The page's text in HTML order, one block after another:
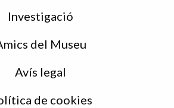
Investigació
del Museu
Avís legal
de cookies